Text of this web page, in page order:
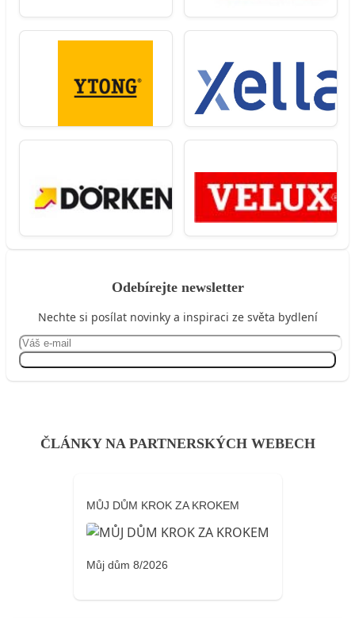
Odebírejte newsletter
Nechte si posílat novinky a inspiraci ze světa bydlení
ČLÁNKY NA PARTNERSKÝCH WEBECH
MŮJ DŮM KROK ZA KROKEM
Můj dům 8/2026